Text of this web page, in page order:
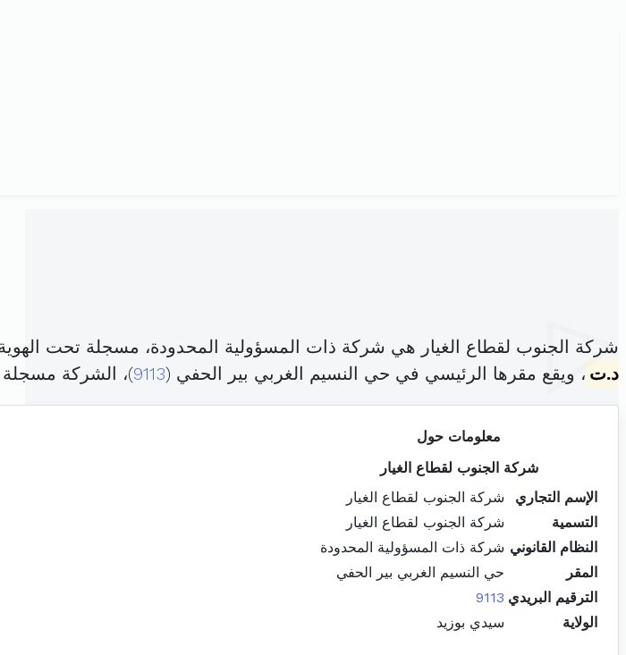
شركة الجنوب لقطاع الغيار هي شركة ذات المسؤولية المحدودة، مسجلة تحت
د.ت ، ويقع مقرها الرئيسي في حي النسيم الغربي بير الحفي (9113)، الشركة
معلومات حول
شركة الجنوب لقطاع الغيار
الإسم التجاري
شركة الجنوب لقطاع الغيار
التسمية
شركة الجنوب لقطاع الغيار
النظام القانوني شركة ذات المسؤولية المحدودة
المقر
حي النسيم الغربي بير الحفي
الترقيم البريدي 9113
الولاية
سيدي بوزيد